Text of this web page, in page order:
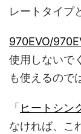
レートタイプ
970EVO/
使用しないで
も使えるので
「ヒートシン
なければ、こ